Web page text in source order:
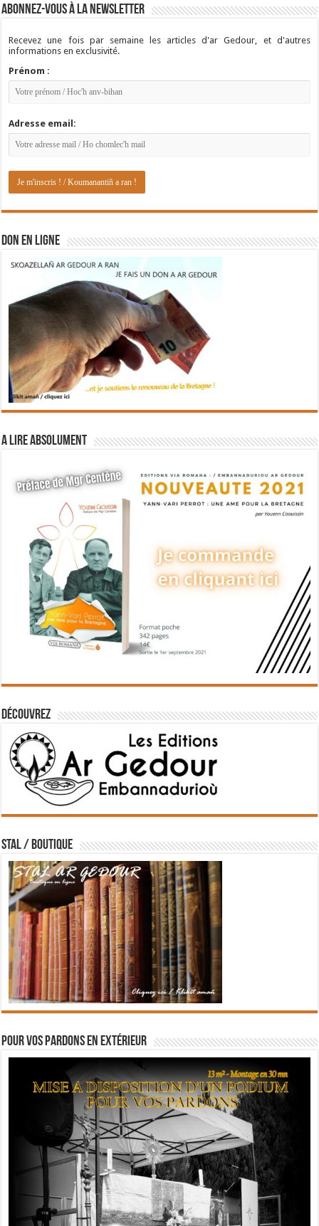
Abonnez-vous à la newsletter
Recevez une fois par semaine les articles d'ar Gedour, et d'autres
informations en exclusivité.
Prénom :
Adresse email:
DON EN LIGNE
A lire absolument
Découvrez
STAL / BOUTIQUE
Pour vos pardons en extérieur